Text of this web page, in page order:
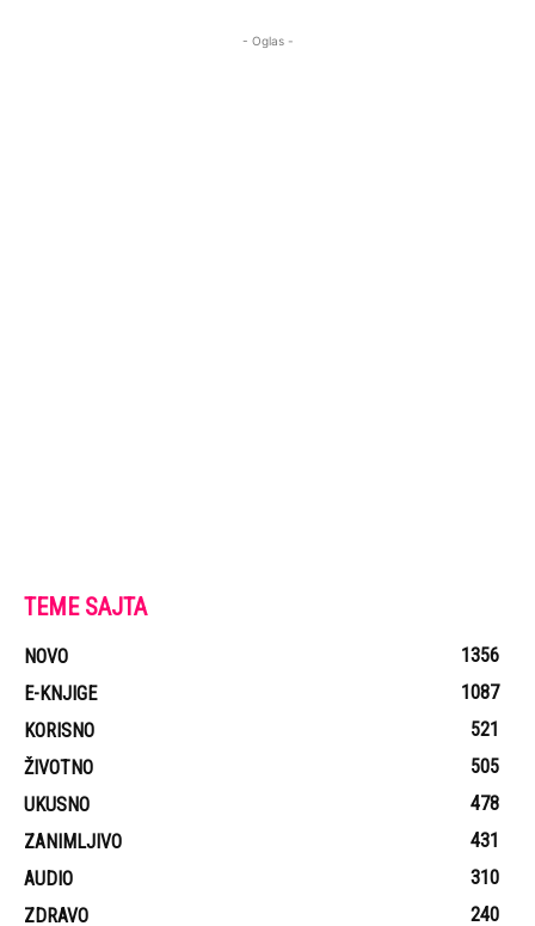
- Oglas -
TEME SAJTA
NOVO
1356
E-KNJIGE
1087
KORISNO
521
ŽIVOTNO
505
UKUSNO
478
ZANIMLJIVO
431
AUDIO
310
ZDRAVO
240